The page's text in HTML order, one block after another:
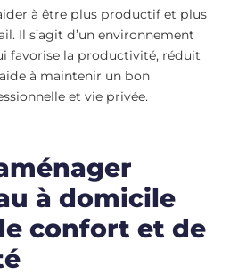
à être plus productif et plus
Il s’agit d’un environnement
favorise la productivité, réduit
à maintenir un bon
et vie privée.
à domicile
confort et de